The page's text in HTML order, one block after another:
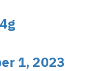
1, 2023